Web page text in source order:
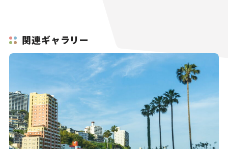
関連ギャラリー